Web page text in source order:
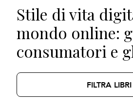
Stile di vita
mondo online:
consumatori e
FILTRA LIBRI